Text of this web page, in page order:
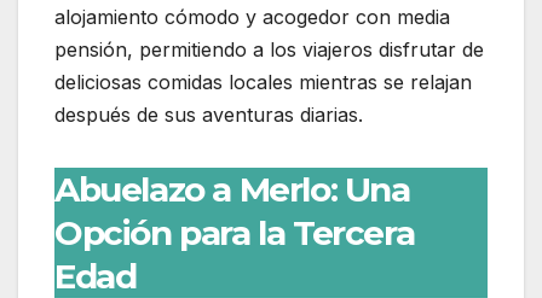
alojamiento cómodo y acogedor con media
pensión, permitiendo a los viajeros disfrutar de
deliciosas comidas locales mientras se relajan
después de sus aventuras diarias.
Abuelazo a Merlo: Una
Opción para la Tercera
Edad